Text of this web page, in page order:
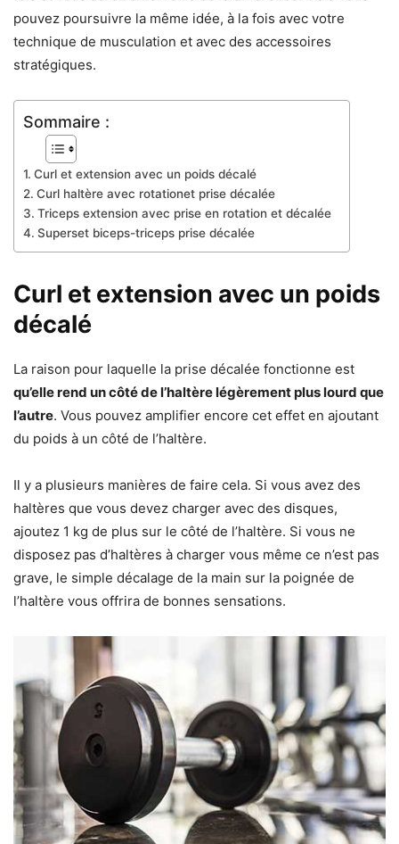
pouvez poursuivre la même idée, à la fois avec votre
technique de musculation et avec des accessoires
stratégiques.
Sommaire :
Curl et extension avec un poids décalé
Curl haltère avec rotationet prise décalée
Triceps extension avec prise en rotation et décalée
Superset biceps-triceps prise décalée
Curl et extension avec un poids
décalé
La raison pour laquelle la prise décalée fonctionne est
qu’elle rend un côté de l’haltère légèrement plus lourd que
l’autre. Vous pouvez amplifier encore cet effet en ajoutant
du poids à un côté de l’haltère.
Il y a plusieurs manières de faire cela. Si vous avez des
haltères que vous devez charger avec des disques,
ajoutez 1 kg de plus sur le côté de l’haltère. Si vous ne
disposez pas d’haltères à charger vous même ce n’est pas
grave, le simple décalage de la main sur la poignée de
l’haltère vous offrira de bonnes sensations.